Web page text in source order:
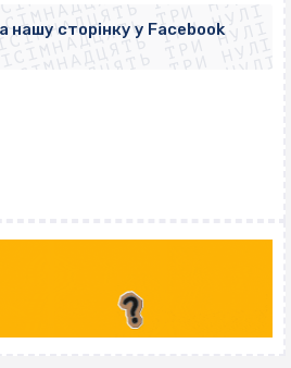
ТРИ НУЛІ
ТРИ НУЛІ
ТРИ НУЛІ
ВІСІМНАДЦЯТЬ ТРИ НУЛІ
ВІСІМНАДЦЯТЬ ТРИ НУЛІ
нашу сторінку у Facebook